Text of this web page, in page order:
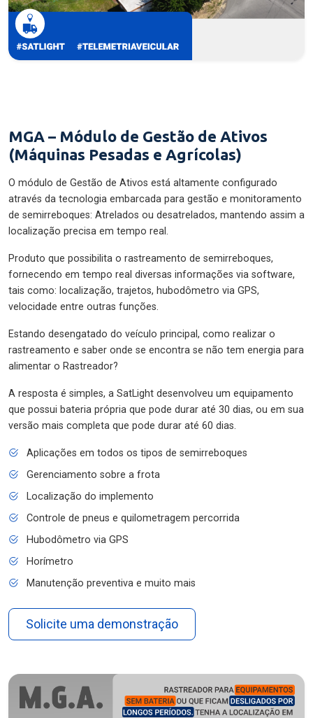
MGA – Módulo de Gestão de Ativos
(Máquinas Pesadas e Agrícolas)
O módulo de Gestão de Ativos está altamente configurado
através da tecnologia embarcada para gestão e monitoramento
de semirreboques: Atrelados ou desatrelados, mantendo assim a
localização precisa em tempo real.
Produto que possibilita o rastreamento de semirreboques,
fornecendo em tempo real diversas informações via software,
tais como: localização, trajetos, hubodômetro via GPS,
velocidade entre outras funções.
Estando desengatado do veículo principal, como realizar o
rastreamento e saber onde se encontra se não tem energia para
alimentar o Rastreador?
A resposta é simples, a SatLight desenvolveu um equipamento
que possui bateria própria que pode durar até 30 dias, ou em sua
versão mais completa que pode durar até 60 dias.
Aplicações em todos os tipos de semirreboques
Gerenciamento sobre a frota
Localização do implemento
Controle de pneus e quilometragem percorrida
Hubodômetro via GPS
Horímetro
Manutenção preventiva e muito mais
Solicite uma demonstração